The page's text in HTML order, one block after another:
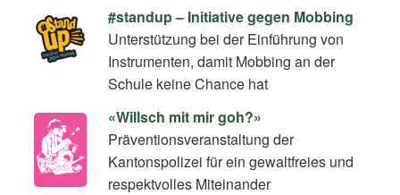
#standup – Initiative gegen Mobbing
Unterstützung bei der Einführung von
Instrumenten, damit Mobbing an der
Schule keine Chance hat
«Willsch mit mir goh?»
Präventionsveranstaltung der
Kantonspolizei für ein gewaltfreies und
respektvolles Miteinander